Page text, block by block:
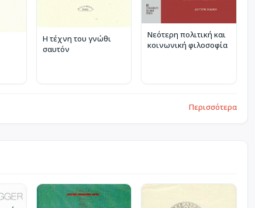
Η τέχνη του γνώθι
σαυτόν
Νεότερη πολιτική και
κοινωνική φιλοσοφία
Περισσότερα